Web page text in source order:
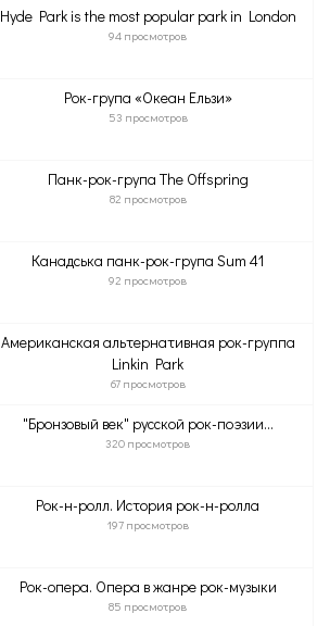
Hyde Park is the most popular park in London
94 просмотров
Рок-група «Океан Ельзи»
53 просмотров
Панк-рок-група The Offspring
82 просмотров
Канадська панк-рок-група Sum 41
92 просмотров
Американская альтернативная рок-группа
Linkin Park
67 просмотров
"Бронзовый век" русской рок-поэзии...
320 просмотров
Рок-н-ролл. История рок-н-ролла
197 просмотров
Рок-опера. Опера в жанре рок-музыки
85 просмотров